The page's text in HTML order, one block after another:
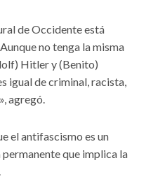
de Occidente está
no tenga la misma
Hitler y (Benito)
igual de criminal, racista,
agregó.
el antifascismo es un
que implica la